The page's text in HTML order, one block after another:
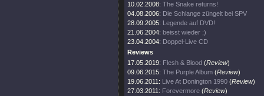
10.02.2008: The Snake returns!
04.08.2006: Die Schlange züngelt bei SPV
28.09.2005: Legende auf DVD!
21.06.2004: beisst wieder ;)
23.04.2004: Doppel-Live CD
Reviews
17.05.2019: Flesh & Blood (Review)
09.06.2015: The Purple Album (Review)
19.06.2011: Live At Donington 1990 (Review)
27.03.2011: Forevermore (Review)